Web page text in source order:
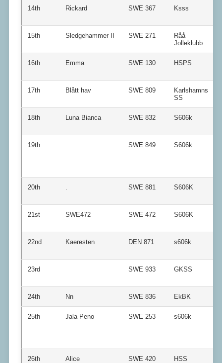
14th Rickard SWE 367 Ksss
15th Sledgehammer II SWE 271
Råå
Jolleklubb
16th Emma SWE 130 HSPS
17th Blått hav SWE 809
Karlshamns
SS
18th Luna Bianca SWE 832 S606k
19th SWE 849 S606k
20th . SWE 881 S606K
21st SWE472 SWE 472 S606K
22nd Kaeresten DEN 871 s606k
23rd SWE 933 GKSS
24th Nn SWE 836 EkBK
25th Jala Peno SWE 253 s606k
26th Alice SWE 420 HSS